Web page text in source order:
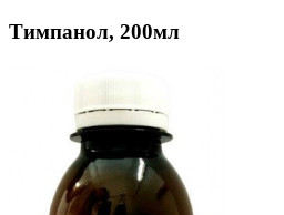
Тимпанол, 200мл